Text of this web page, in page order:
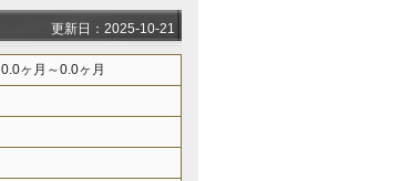
更新日：2025-10-21
0.0ヶ月～0.0ヶ月